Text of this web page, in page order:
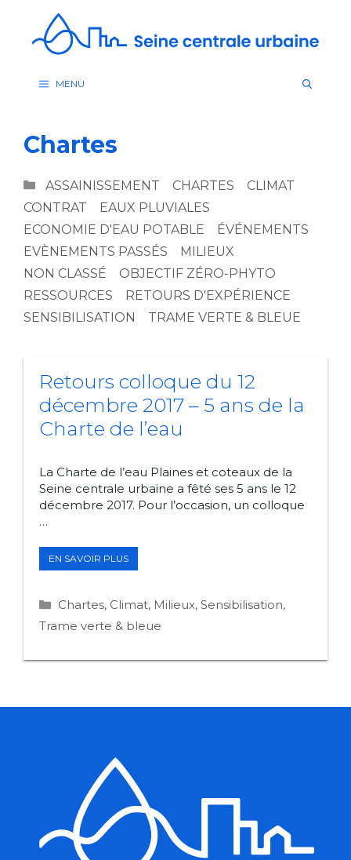
contenu
MENU
Chartes
CATÉGORIES
ASSAINISSEMENT CHARTES
CLIMAT
CONTRAT
EAUX PLUVIALES
ECONOMIE D'EAU POTABLE
ÉVÉNEMENTS
EVÈNEMENTS PASSÉS
MILIEUX
NON CLASSÉ
OBJECTIF ZÉRO-PHYTO
RESSOURCES
RETOURS D'EXPÉRIENCE
SENSIBILISATION
TRAME VERTE & BLEUE
Retours colloque du 12
décembre 2017 – 5 ans de la
Charte de l’eau
La Charte de l’eau Plaines et coteaux de la
Seine centrale urbaine a fêté ses 5 ans le 12
décembre 2017. Pour l’occasion, un colloque
…
EN SAVOIR PLUSRETOURS
COLLOQUE
DÉCEMBRE
2017
–
ANS
DE
Catégories
Chartes, Climat, Milieux, Sensibilisation,
Trame verte & bleue